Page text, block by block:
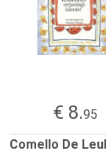
€ 8.95
Comello De